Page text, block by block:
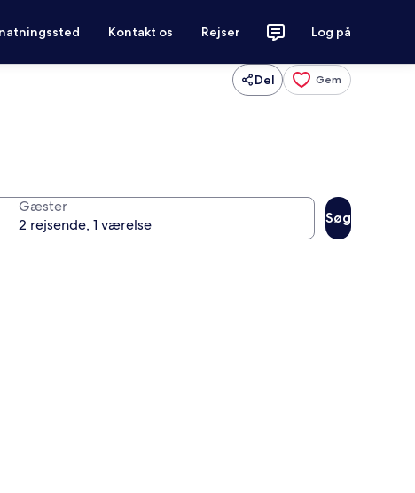
Kontakt os Rejser Log på
Del Gem
Gæster
Søg